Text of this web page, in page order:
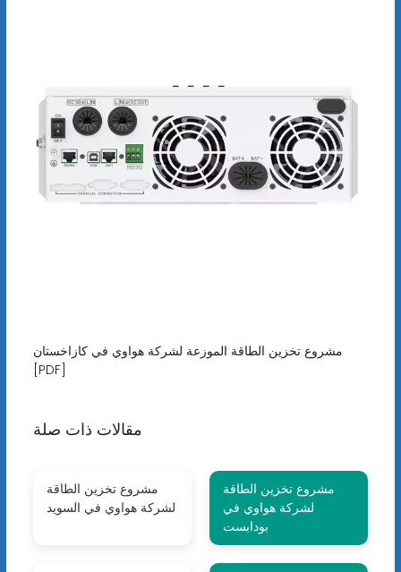
مشروع تخزين الطاقة الموزعة لشركة هواوي في كازاخستان
[PDF]
مقالات ذات صلة
مشروع تخزين الطاقة
لشركة هواوي في السويد
مشروع تخزين الطاقة
لشركة هواوي في
بودابست